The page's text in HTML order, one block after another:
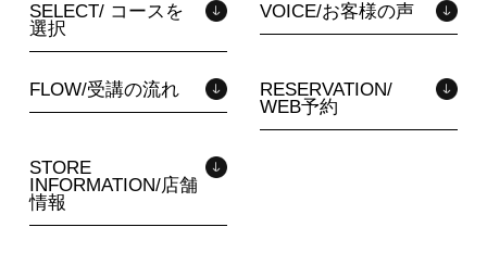
SELECT/ コースを
選択
VOICE/お客様の声
FLOW/受講の流れ
RESERVATION/
WEB予約
STORE
INFORMATION/店舗
情報